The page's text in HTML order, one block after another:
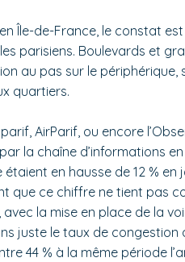
Île-de-France, le constat
parisiens. Boulevards et
au pas sur le
quartiers.
AirParif, ou encore
la chaîne d’informations
en hausse de 12 % en
que ce chiffre ne tient pas
la mise en place de la
juste le taux de congestion
44 % à la même période